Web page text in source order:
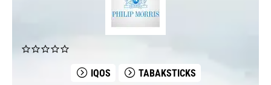
IQOS TABAKSTICKS